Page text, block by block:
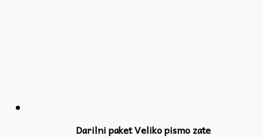
Darilni paket Veliko pismo zate